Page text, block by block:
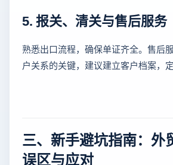
5. 报关、清关与售后服务
熟悉出口流程，确保单证齐全。售后
户关系的关键，建议建立客户档案，定
三、新手避坑指南：外
误区与应对